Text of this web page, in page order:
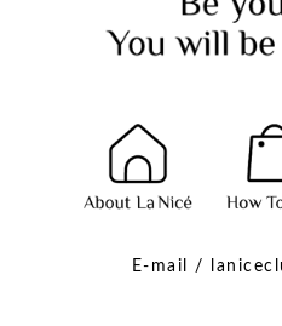
E-mail /